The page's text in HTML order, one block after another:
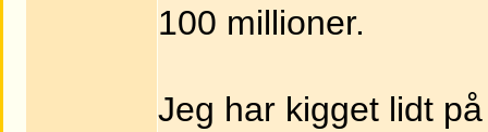
100 millioner.
Jeg har kigget lidt